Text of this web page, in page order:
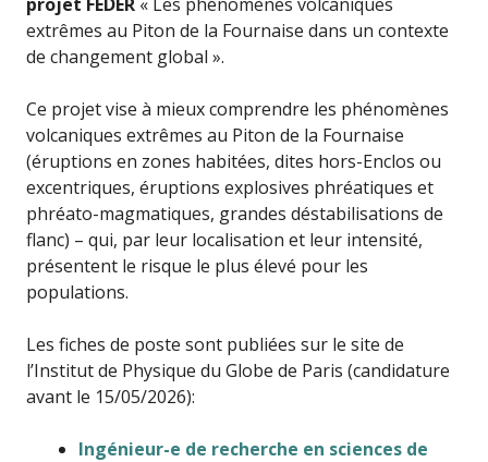
extrêmes au Piton de la Fournaise dans un contexte
de changement global ».
Ce projet vise à mieux comprendre les phénomènes
volcaniques extrêmes au Piton de la Fournaise
(éruptions en zones habitées, dites hors-Enclos ou
excentriques, éruptions explosives phréatiques et
phréato-magmatiques, grandes déstabilisations de
flanc) – qui, par leur localisation et leur intensité,
présentent le risque le plus élevé pour les
populations.
Les fiches de poste sont publiées sur le site de
l’Institut de Physique du Globe de Paris (candidature
avant le 15/05/2026):
Ingénieur-e de recherche en sciences de